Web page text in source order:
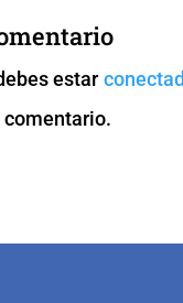
A
p
p k
estar